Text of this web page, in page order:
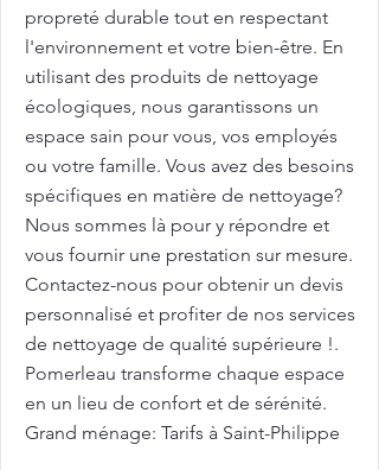
propreté durable tout en respectant
l'environnement et votre bien-être. En
utilisant des produits de nettoyage
écologiques, nous garantissons un
espace sain pour vous, vos employés
ou votre famille. Vous avez des besoins
spécifiques en matière de nettoyage?
Nous sommes là pour y répondre et
vous fournir une prestation sur mesure.
Contactez-nous pour obtenir un devis
personnalisé et profiter de nos services
de nettoyage de qualité supérieure !.
Pomerleau transforme chaque espace
en un lieu de confort et de sérénité.
Grand ménage: Tarifs à Saint-Philippe